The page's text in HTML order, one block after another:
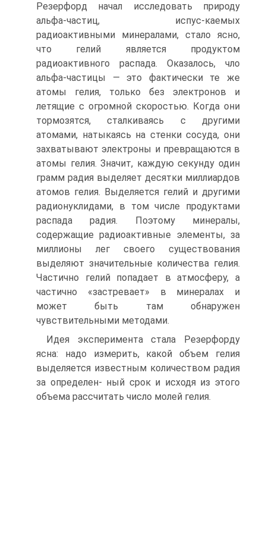
Резерфорд начал исследовать природу
альфа-частиц, испус-каемых
радиоактивными минералами, стало ясно,
что гелий является продуктом
радиоактивного распада. Оказалось, чло
альфа-частицы — это фактически те же
атомы гелия, только без электронов и
летящие с огромной скоростью. Когда они
тормозятся, сталкиваясь с другими
атомами, натыкаясь на стенки сосуда, они
захватывают электроны и превращаются в
атомы гелия. Значит, каждую секунду один
грамм радия выделяет десятки миллиардов
атомов гелия. Выделяется гелий и другими
радионуклидами, в том числе продуктами
распада радия. Поэтому минералы,
содержащие радиоактивные элементы, за
миллионы лег своего существования
выделяют значительные количества гелия.
Частично гелий попадает в атмосферу, а
частично «застревает» в минералах и
может быть там обнаружен
чувствительными методами.
Идея эксперимента стала Резерфорду
ясна: надо измерить, какой объем гелия
выделяется известным количеством радия
за определен- ный срок и исходя из этого
объема рассчитать число молей гелия.